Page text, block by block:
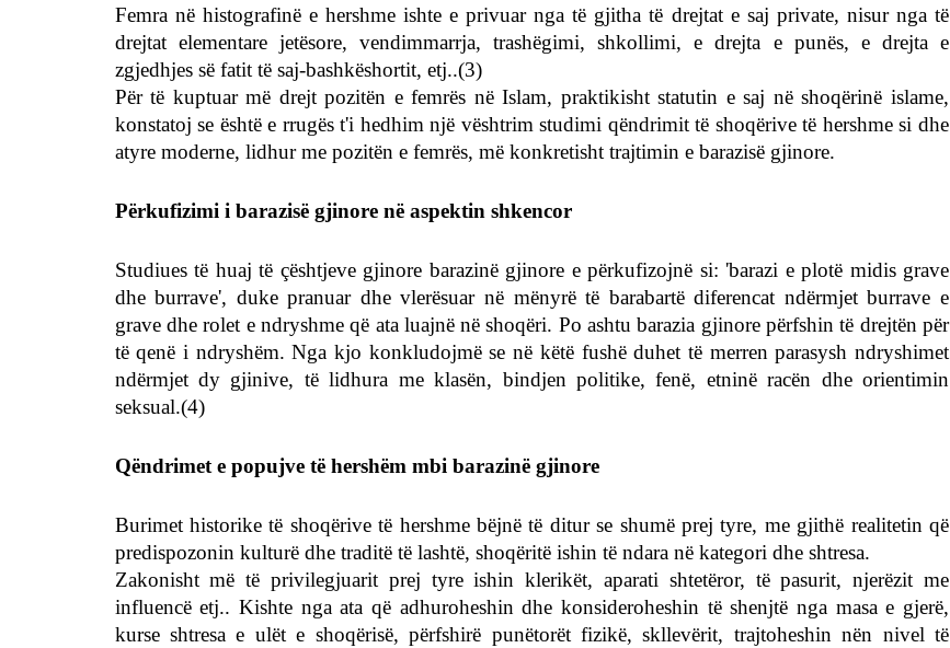
Femra në histografinë e hershme ishte e privuar nga të gjitha të drejtat e saj private, nisur nga të
drejtat elementare jetësore, vendimmarrja, trashëgimi, shkollimi, e drejta e punës, e drejta e
zgjedhjes së fatit të saj-bashkëshortit, etj..(3)
Për të kuptuar më drejt pozitën e femrës në Islam, praktikisht statutin e saj në shoqërinë islame,
konstatoj se është e rrugës t'i hedhim një vështrim studimi qëndrimit të shoqërive të hershme si dhe
atyre moderne, lidhur me pozitën e femrës, më konkretisht trajtimin e barazisë gjinore.
Përkufizimi i barazisë gjinore në aspektin shkencor
Studiues të huaj të çështjeve gjinore barazinë gjinore e përkufizojnë si: 'barazi e plotë midis grave
dhe burrave', duke pranuar dhe vlerësuar në mënyrë të barabartë diferencat ndërmjet burrave e
grave dhe rolet e ndryshme që ata luajnë në shoqëri. Po ashtu barazia gjinore përfshin të drejtën për
të qenë i ndryshëm. Nga kjo konkludojmë se në këtë fushë duhet të merren parasysh ndryshimet
ndërmjet dy gjinive, të lidhura me klasën, bindjen politike, fenë, etninë racën dhe orientimin
seksual.(4)
Qëndrimet e popujve të hershëm mbi barazinë gjinore
Burimet historike të shoqërive të hershme bëjnë të ditur se shumë prej tyre, me gjithë realitetin që
predispozonin kulturë dhe traditë të lashtë, shoqëritë ishin të ndara në kategori dhe shtresa.
Zakonisht më të privilegjuarit prej tyre ishin klerikët, aparati shtetëror, të pasurit, njerëzit me
influencë etj.. Kishte nga ata që adhuroheshin dhe konsideroheshin të shenjtë nga masa e gjerë,
kurse shtresa e ulët e shoqërisë, përfshirë punëtorët fizikë, skllevërit, trajtoheshin nën nivel të